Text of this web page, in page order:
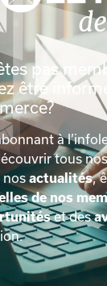
d’une
pas
être
à
tous
nosactualités,
de nos
et des